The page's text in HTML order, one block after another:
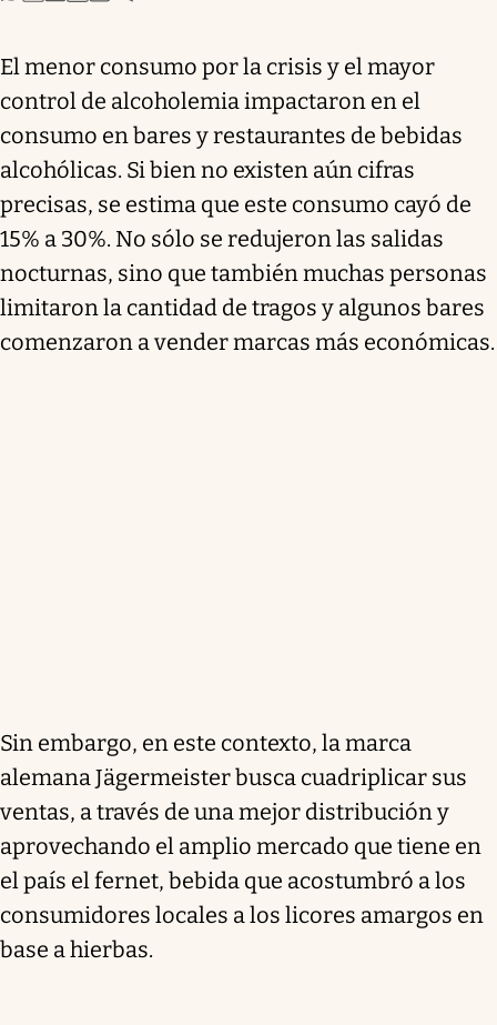
El menor consumo por la crisis y el mayor
control de alcoholemia impactaron en el
consumo en bares y restaurantes de bebidas
alcohólicas. Si bien no existen aún cifras
precisas, se estima que este consumo cayó de
15% a 30%. No sólo se redujeron las salidas
nocturnas, sino que también muchas personas
limitaron la cantidad de tragos y algunos bares
comenzaron a vender marcas más económicas.
Sin embargo, en este contexto, la marca
alemana Jägermeister busca cuadriplicar sus
ventas, a través de una mejor distribución y
aprovechando el amplio mercado que tiene en
el país el fernet, bebida que acostumbró a los
consumidores locales a los licores amargos en
base a hierbas.